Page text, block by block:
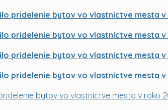
pridelenie bytov vo vlastníctve mesta v
pridelenie bytov vo vlastníctve mesta v
pridelenie bytov vo vlastníctve mesta v
pridelenie bytov vo vlastníctve mesta v
bytov vo vlastníctve mesta v roku